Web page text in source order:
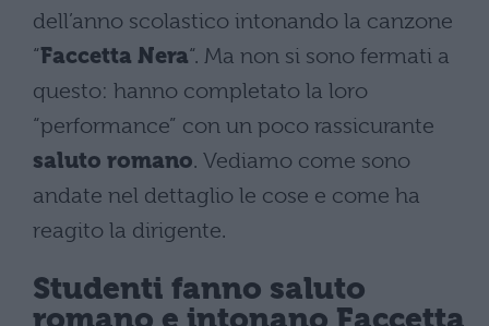
dell’anno scolastico intonando la canzone
“Faccetta Nera“. Ma non si sono fermati a
questo: hanno completato la loro
“performance” con un poco rassicurante
saluto romano. Vediamo come sono
andate nel dettaglio le cose e come ha
reagito la dirigente.
Studenti fanno saluto